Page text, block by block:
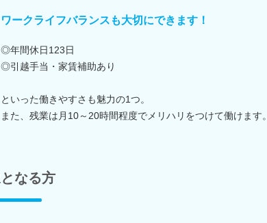
ワークライフバランスも大切にできます！
◎年間休日123日
◎引越手当・家賃補助あり
といった働きやすさも魅力の1つ。
また、残業は月10～20時間程度でメリハリをつけて働けます。
なる方